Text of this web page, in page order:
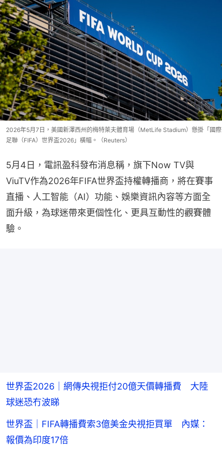
2026年5月7日，美國新澤西州的梅特萊夫體育場（MetLife Stadium）懸掛「國際
足聯（FIFA）世界盃2026」橫幅。（Reuters）
5月4日，電訊盈科發布消息稱，旗下Now TV與
ViuTV作為2026年FIFA世界盃持權轉播商，將在賽事
直播、人工智能（AI）功能、娛樂資訊內容等方面全
面升級，為球迷帶來更個性化、更具互動性的觀賽體
驗。
世界盃2026｜網傳央視拒付20億天價轉播費 大陸
球迷恐冇波睇
世界盃｜FIFA轉播費索3億美金央視拒買單 內媒：
報價為印度17倍